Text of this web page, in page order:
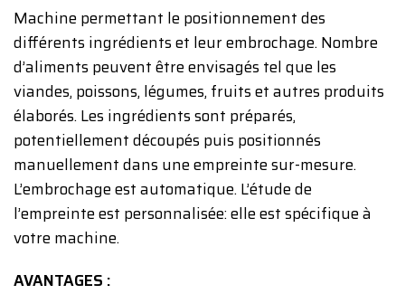
Machine permettant le positionnement des
différents ingrédients et leur embrochage. Nombre
d’aliments peuvent être envisagés tel que les
viandes, poissons, légumes, fruits et autres produits
élaborés. Les ingrédients sont préparés,
potentiellement découpés puis positionnés
manuellement dans une empreinte sur-mesure.
L’embrochage est automatique. L’étude de
l’empreinte est personnalisée: elle est spécifique à
votre machine.
AVANTAGES :